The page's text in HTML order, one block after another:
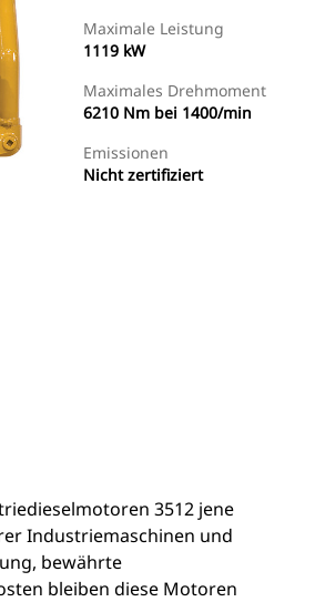
Maximale Leistung
1119 kW
Maximales Drehmoment
6210 Nm bei 1400/min
Emissionen
Nicht zertifiziert
3512 jene
Industriemaschinen und
bewährte
bleiben diese Motoren